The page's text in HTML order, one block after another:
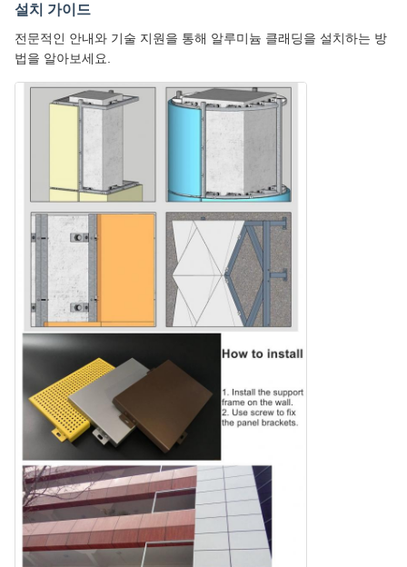
설치 가이드
전문적인 안내와 기술 지원을 통해 알루미늄 클래딩을 설치하는 방
법을 알아보세요.